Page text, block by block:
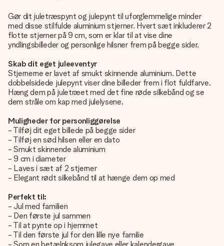
Gør dit juletræspynt og julepynt til uforglemmelige minder
med disse stilfulde aluminium stjerner. Hvert sæt inkluderer 2
flotte stjerner på 9 cm, som er klar til at vise dine
yndlingsbilleder og personlige hilsner frem på begge sider.
Skab dit eget juleeventyr
Stjernerne er lavet af smukt skinnende aluminium. Dette
dobbelsidede julepynt viser dine billeder frem i flot fuldfarve.
Hæng dem på juletræet med det fine røde silkebånd og se
dem stråle om kap med julelysene.
Muligheder for personliggørelse
- Tilføj dit eget billede på begge sider
- Tilføj en sød hilsen eller en dato
- Smukt skinnende aluminium
- 9 cm i diameter
- Laves i sæt af 2 stjerner
- Elegant rødt silkebånd til at hænge dem op med
Perfekt til:
- Jul med familien
- Den første jul sammen
- Til at pynte op i hjemmet
- Til den første jul for den lille nye familie